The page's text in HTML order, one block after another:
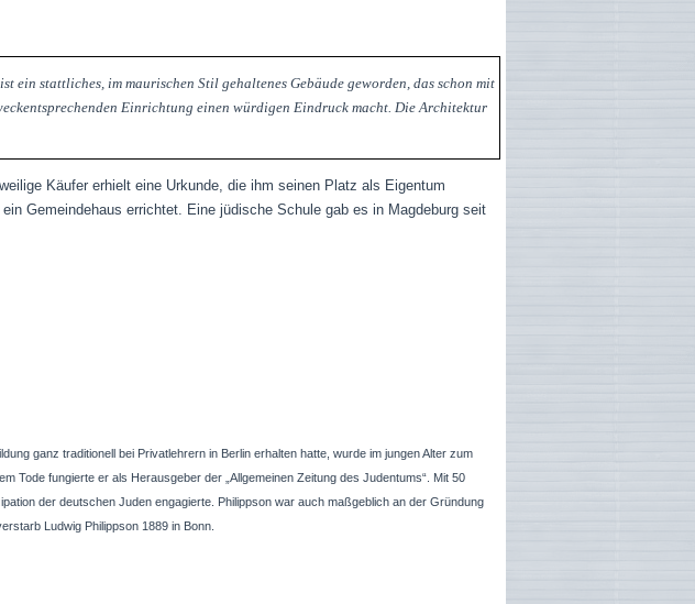
ein stattliches, im maurischen Stil gehaltenes Gebäude geworden, das schon mit
Einrichtung einen würdigen Eindruck macht. Die Architektur
Käufer erhielt eine Urkunde, die ihm seinen Platz als Eigentum
Gemeindehaus errichtet. Eine jüdische Schule gab es in Magdeburg seit
ganz traditionell bei Privatlehrern in Berlin erhalten hatte, wurde im jungen Alter zum
Tode fungierte er als Herausgeber der „Allgemeinen Zeitung des Judentums“. Mit 50
der deutschen Juden engagierte. Philippson war auch maßgeblich an der Gründung
Ludwig Philippson 1889 in Bonn.